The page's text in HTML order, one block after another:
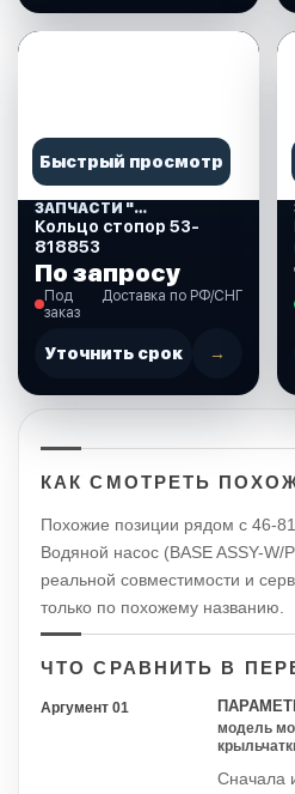
Быстрый просмотр
ЗАПЧАСТИ "MERCURY-55" США (08)
Кольцо стопор 53-
818853
По запросу
Под
заказ
Доставка по РФ/СНГ
Уточнить срок →
КАК СМОТРЕТЬ
Похожие позиции рядом с 46-
Водяной насос (BASE ASSY-W/
реальной совместимости и
только по похожему названию.
ЧТО СРАВНИТЬ В
Аргумент 01
модель
Сначала